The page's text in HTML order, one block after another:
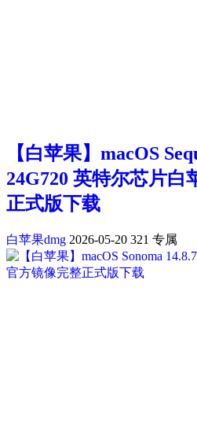
【白苹果】macOS
24G720 英特尔芯片白
正式版下载
白苹果dmg 2026-05-20 321 专属